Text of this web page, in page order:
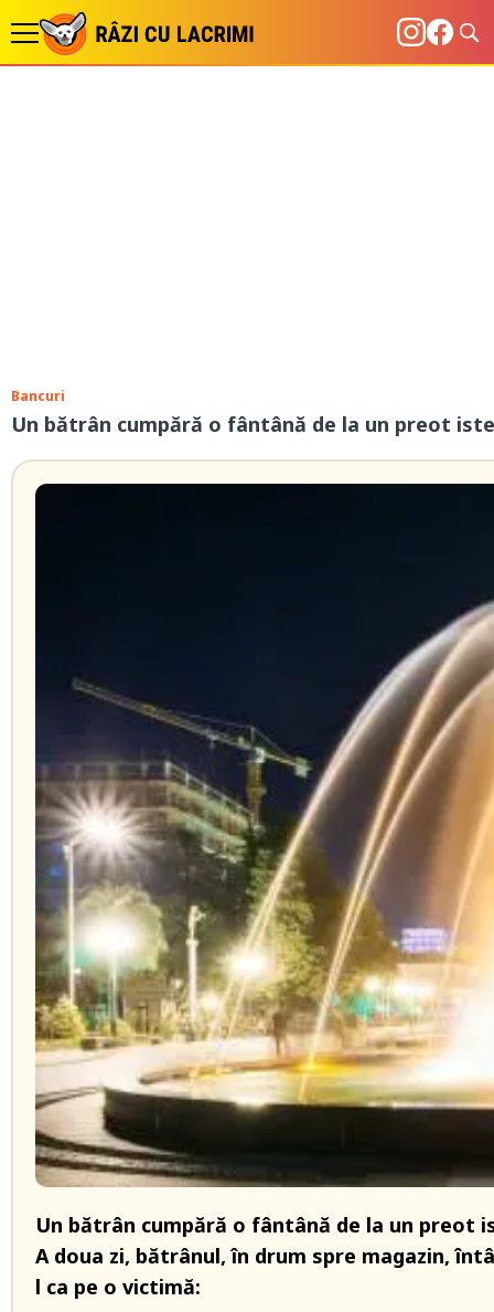
Bancuri
Un bătrân cumpără o fântână de la un preot
Un bătrân cumpără o fântână de la un preot
A doua zi, bătrânul,în drum spre magazin,
l ca pe o victimă: